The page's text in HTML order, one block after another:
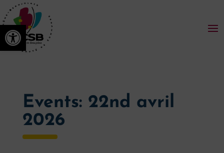
Ouvrir la barre d’outils
Events: 22nd avril
2026